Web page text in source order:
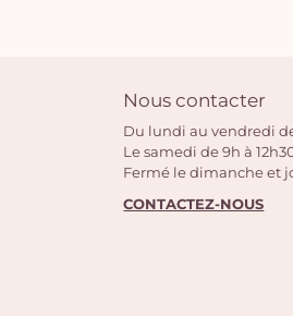
Nous contacter
Du lundi au vendredi
Le samedi de 9h à
Fermé le dimanche et
CONTACTEZ-NOUS